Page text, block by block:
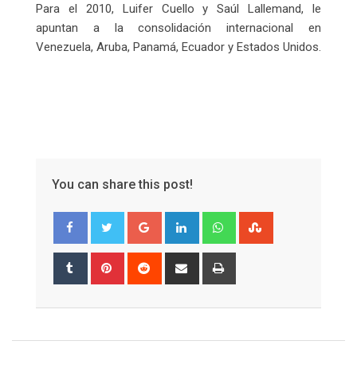
Para el 2010, Luifer Cuello y Saúl Lallemand, le
apuntan a la consolidación internacional en
Venezuela, Aruba, Panamá, Ecuador y Estados Unidos.
You can share this post!
Google+ LinkedIn Whatsapp
Tumblr Pinterest Reddit
Share